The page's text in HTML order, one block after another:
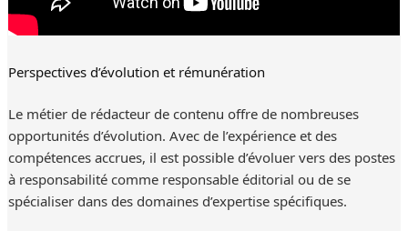
Perspectives d’évolution et rémunération
Le métier de rédacteur de contenu offre de nombreuses
opportunités d’évolution. Avec de l’expérience et des
compétences accrues, il est possible d’évoluer vers des postes
à responsabilité comme responsable éditorial ou de se
spécialiser dans des domaines d’expertise spécifiques.